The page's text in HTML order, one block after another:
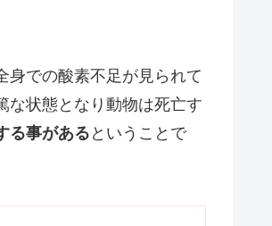
身での酸素不足が見られて
な状態となり動物は死亡す
る事がある ということで